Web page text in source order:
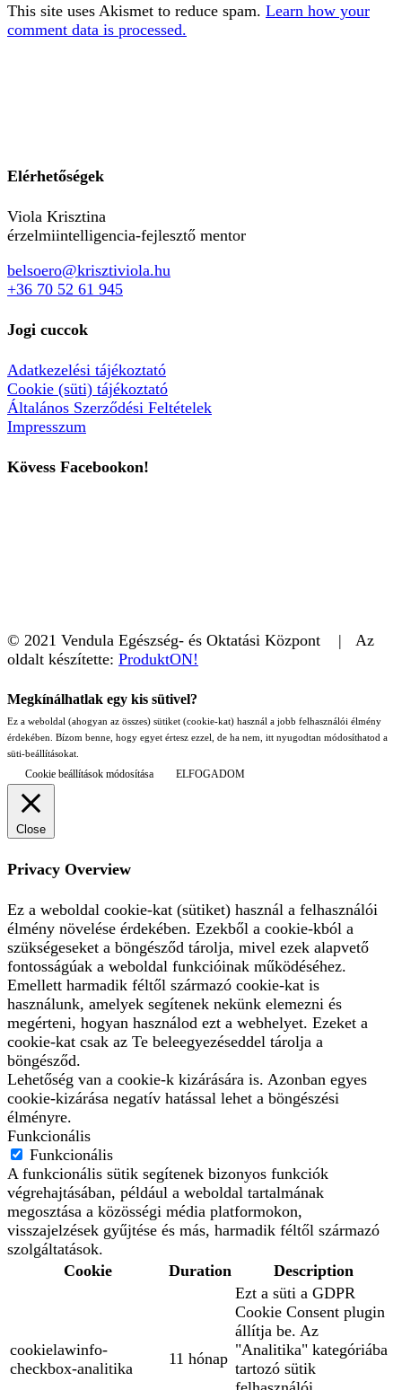
This site uses Akismet to reduce spam. Learn how your
comment data is processed.
Elérhetőségek
Viola Krisztina
érzelmiintelligencia-fejlesztő mentor
belsoero@krisztiviola.hu
+36 70 52 61 945
Jogi cuccok
Adatkezelési tájékoztató
Cookie (süti) tájékoztató
Általános Szerződési Feltételek
Impresszum
Kövess Facebookon!
© 2021 Vendula Egészség- és Oktatási Központ | Az
oldalt készítette: ProduktON!
Megkínálhatlak egy kis sütivel?
Ez a weboldal (ahogyan az összes) sütiket (cookie-kat) használ a jobb felhasználói élmény
érdekében. Bízom benne, hogy egyet értesz ezzel, de ha nem, itt nyugodtan módosíthatod a
süti-beállításokat.
Cookie beállítások módosítása ELFOGADOM
Close
Privacy Overview
Ez a weboldal cookie-kat (sütiket) használ a felhasználói
élmény növelése érdekében. Ezekből a cookie-kból a
szükségeseket a böngésződ tárolja, mivel ezek alapvető
fontosságúak a weboldal funkcióinak működéséhez.
Emellett harmadik féltől származó cookie-kat is
használunk, amelyek segítenek nekünk elemezni és
megérteni, hogyan használod ezt a webhelyet. Ezeket a
cookie-kat csak az Te beleegyezéseddel tárolja a
böngésződ.
Lehetőség van a cookie-k kizárására is. Azonban egyes
cookie-kizárása negatív hatással lehet a böngészési
élményre.
Funkcionális
Funkcionális
A funkcionális sütik segítenek bizonyos funkciók
végrehajtásában, például a weboldal tartalmának
megosztása a közösségi média platformokon,
visszajelzések gyűjtése és más, harmadik féltől származó
szolgáltatások.
Cookie
Duration Description
cookielawinfo-
checkbox-analitika
11 hónap
Ezt a süti a GDPR
Cookie Consent plugin
állítja be. Az
"Analitika" kategóriába
tartozó sütik